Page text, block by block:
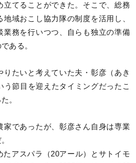
立てることができた。そこで、総務
域おこし協力隊の制度を活用し、
業務を行いつつ、自らも独立の準備
ある。
りたいと考えていた夫・彰彦（あき
う節目を迎えたタイミングだったこ
。
家であったが、彰彦さん自身は専業
たアスパラ（20アール）とサトイモ